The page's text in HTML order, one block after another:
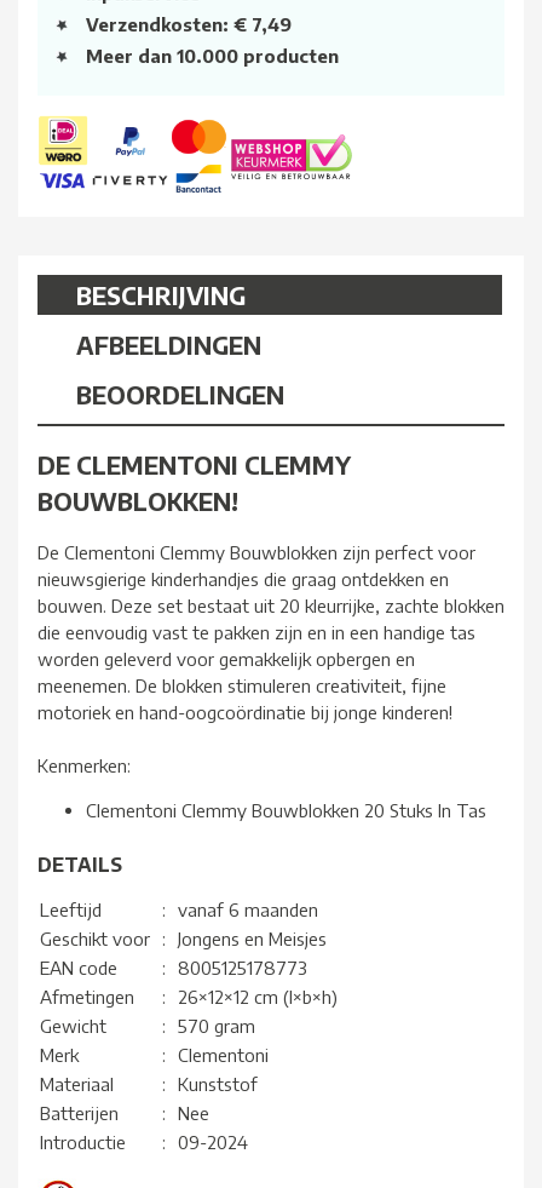
Verzendkosten: € 7,49
Meer dan 10.000 producten
BESCHRIJVING
AFBEELDINGEN
BEOORDELINGEN
DE CLEMENTONI CLEMMY
BOUWBLOKKEN!
De Clementoni Clemmy Bouwblokken zijn perfect voor
nieuwsgierige kinderhandjes die graag ontdekken en
bouwen. Deze set bestaat uit 20 kleurrijke, zachte blokken
die eenvoudig vast te pakken zijn en in een handige tas
worden geleverd voor gemakkelijk opbergen en
meenemen. De blokken stimuleren creativiteit, fijne
motoriek en hand-oogcoördinatie bij jonge kinderen!
Kenmerken:
Clementoni Clemmy Bouwblokken 20 Stuks In Tas
DETAILS
Leeftijd :
vanaf 6 maanden
Geschikt voor
:
Jongens en Meisjes
EAN code
:
8005125178773
Afmetingen
:
26×12×12 cm (l×b×h)
Gewicht
:
570 gram
Merk
:
Clementoni
Materiaal
:
Kunststof
Batterijen
:
Nee
Introductie
: 09-2024